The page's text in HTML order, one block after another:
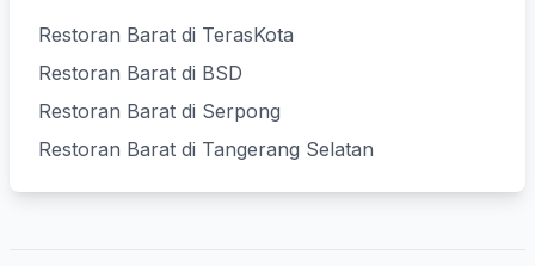
Restoran Barat di TerasKota
Restoran Barat di BSD
Restoran Barat di Serpong
Restoran Barat di Tangerang Selatan